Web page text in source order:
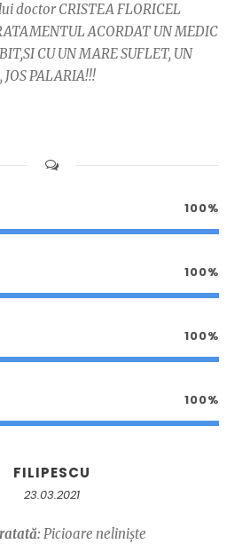
doctor CRISTEA FLORICEL
ACORDAT UN MEDIC
CU UN MARE SUFLET, UN
PALARIA!!!
100%
100%
100%
100%
FILIPESCU
23.03.2021
Picioare neliniște